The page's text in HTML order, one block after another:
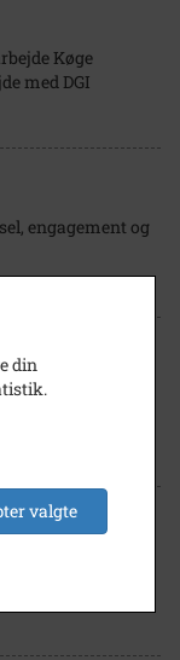
Køge
med DGI
engagement og
Køge
din
valgte